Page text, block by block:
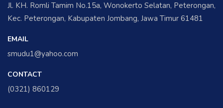
Jl. KH. Romli Tamim No.15a, Wonokerto Selatan, Peterongan,
Kec. Peterongan, Kabupaten Jombang, Jawa Timur 61481
EMAIL
smudu1@yahoo.com
CONTACT
(0321) 860129